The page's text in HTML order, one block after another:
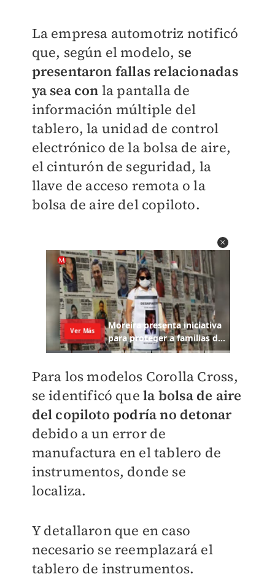
La empresa automotriz notificó
que, según el modelo, se
presentaron fallas relacionadas
ya sea con la pantalla de
información múltiple del
tablero, la unidad de control
electrónico de la bolsa de aire,
el cinturón de seguridad, la
llave de acceso remota o la
bolsa de aire del copiloto.
Para los modelos Corolla Cross,
se identificó quela bolsa de aire
del copiloto podría no detonar
debido a un error de
manufactura en el tablero de
instrumentos, donde se
localiza.
Y detallaron que en caso
necesario se reemplazará el
tablero de instrumentos.